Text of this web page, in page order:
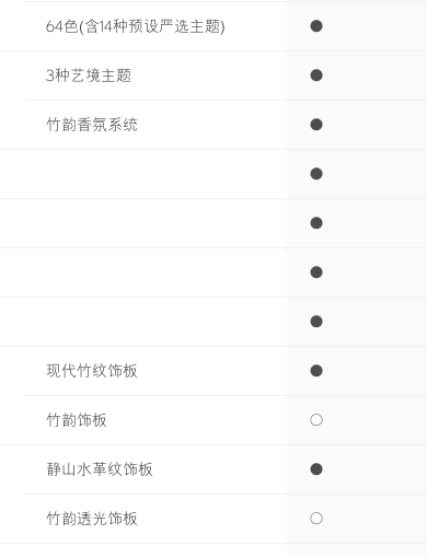
64色(含14种预设严选主题) ●
3种艺境主题 ●
竹韵香氛系统 ●
●
●
●
●
现代竹纹饰板 ●
竹韵饰板 ○
静山水革纹饰板 ●
竹韵透光饰板 ○